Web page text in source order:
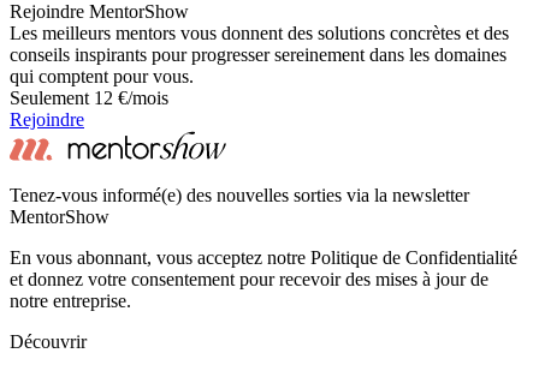
Rejoindre MentorShow
Les meilleurs mentors vous donnent des solutions concrètes et des
conseils inspirants pour progresser sereinement dans les domaines
qui comptent pour vous.
Seulement 12 €/mois
Rejoindre
Tenez-vous informé(e) des nouvelles sorties via la newsletter
MentorShow
En vous abonnant, vous acceptez notre Politique de Confidentialité
et donnez votre consentement pour recevoir des mises à jour de
notre entreprise.
Découvrir